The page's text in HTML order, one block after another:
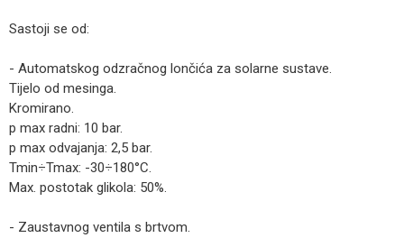
Sastoji se od:
- Automatskog odzračnog lončića za solarne sustave.
Tijelo od mesinga.
Kromirano.
p max radni: 10 bar.
p max odvajanja: 2,5 bar.
Tmin÷Tmax: -30÷180°C.
Max. postotak glikola: 50%.
- Zaustavnog ventila s brtvom.